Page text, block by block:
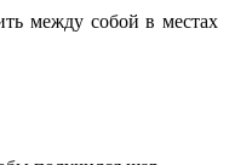
между собой в местах